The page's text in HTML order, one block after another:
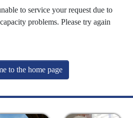
to service your request due to
problems. Please try again
to the home page